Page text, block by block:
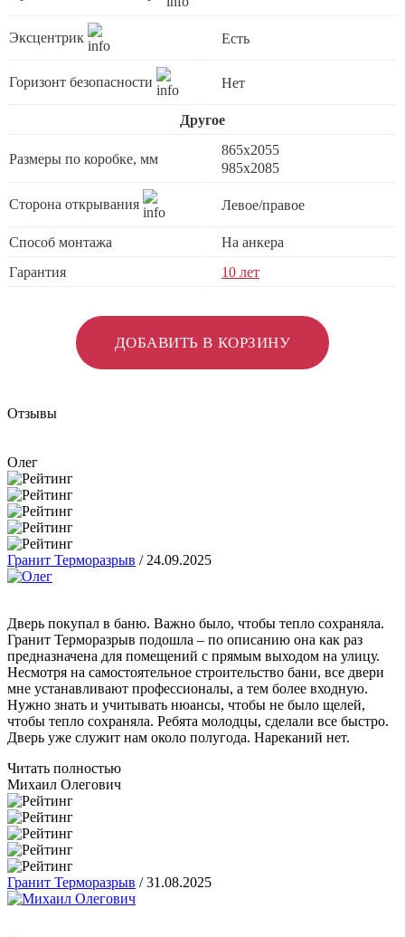
Эксцентрик Есть
Горизонт безопасности Нет
Другое
Размеры по коробке, мм
865x2055
985x2085
Сторона открывания Левое/правое
Способ монтажа
На анкера
Гарантия
10 лет
ДОБАВИТЬ В КОРЗИНУ
Отзывы
Олег
Гранит Терморазрыв / 24.09.2025
Дверь покупал в баню. Важно было, чтобы тепло сохраняла.
Гранит Терморазрыв подошла – по описанию она как раз
предназначена для помещений с прямым выходом на улицу.
Несмотря на самостоятельное строительство бани, все двери
мне устанавливают профессионалы, а тем более входную.
Нужно знать и учитывать нюансы, чтобы не было щелей,
чтобы тепло сохраняла. Ребята молодцы, сделали все быстро.
Дверь уже служит нам около полугода. Нареканий нет.
Читать полностью
Михаил Олегович
Гранит Терморазрыв /31.08.2025